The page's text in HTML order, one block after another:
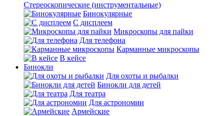
Стереоскопические (инструментальные)
Бинокулярные
С дисплеем
Микроскопы для пайки
Для телефона
Карманные микроскопы
В кейсе
Бинокли
Для охоты и рыбалки
Бинокли для детей
Для театра
Для астрономии
Армейские